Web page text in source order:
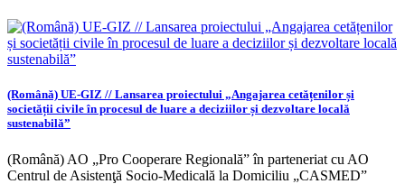
(Română) UE-GIZ // Lansarea proiectului „Angajarea cetățenilor și
societății civile în procesul de luare a deciziilor și dezvoltare locală
sustenabilă”
(Română) AO „Pro Cooperare Regională” în parteneriat cu AO
Centrul de Asistenţă Socio-Medicală la Domiciliu „CASMED”